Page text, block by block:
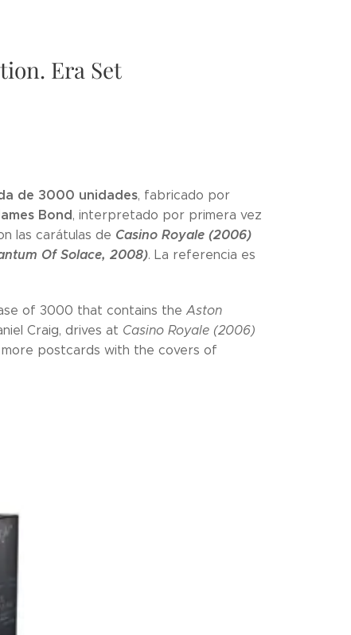
Era Set
de 3000 unidades, fabricado por
Bond, interpretado por primera vez
las carátulas de Casino Royale (2006)
Of Solace, 2008). La referencia es
of 3000 that contains the Aston
Craig, drives at Casino Royale (2006)
postcards with the covers of